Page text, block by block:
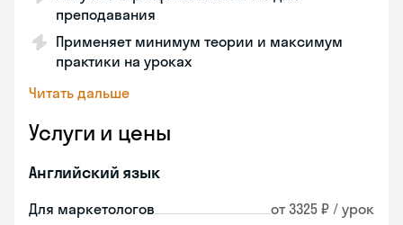
преподавания
Применяет минимум теории и максимум
практики на уроках
Читать дальше
Услуги и цены
Английский язык
Для маркетологов от 3325 ₽ / урок